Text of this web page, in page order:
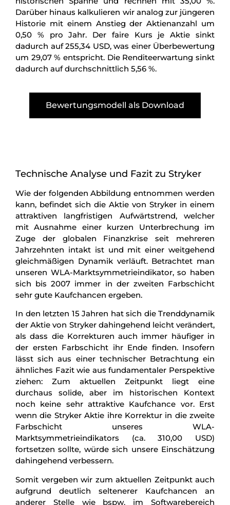
Darüber hinaus kalkulieren wir analog zur jüngeren
Historie mit einem Anstieg der Aktienanzahl um
0,50 % pro Jahr. Der faire Kurs je Aktie sinkt
dadurch auf 255,34 USD, was einer Überbewertung
um 29,07 % entspricht. Die Renditeerwartung sinkt
dadurch auf durchschnittlich 5,56 %.
Bewertungsmodell als Download
Technische Analyse und Fazit zu Stryker
Wie der folgenden Abbildung entnommen werden
kann, befindet sich die Aktie von Stryker in einem
attraktiven langfristigen Aufwärtstrend, welcher
mit Ausnahme einer kurzen Unterbrechung im
Zuge der globalen Finanzkrise seit mehreren
Jahrzehnten intakt ist und mit einer weitgehend
gleichmäßigen Dynamik verläuft. Betrachtet man
unseren WLA-Marktsymmetrieindikator, so haben
sich bis 2007 immer in der zweiten Farbschicht
sehr gute Kaufchancen ergeben.
In den letzten 15 Jahren hat sich die Trenddynamik
der Aktie von Stryker dahingehend leicht verändert,
als dass die Korrekturen auch immer häufiger in
der ersten Farbschicht ihr Ende finden. Insofern
lässt sich aus einer technischer Betrachtung ein
ähnliches Fazit wie aus fundamentaler Perspektive
ziehen: Zum aktuellen Zeitpunkt liegt eine
durchaus solide, aber im historischen Kontext
noch keine sehr attraktive Kaufchance vor. Erst
wenn die Stryker Aktie ihre Korrektur in die zweite
Farbschicht unseres WLA-
Marktsymmetrieindikators (ca. 310,00 USD)
fortsetzen sollte, würde sich unsere Einschätzung
dahingehend verbessern.
Somit vergeben wir zum aktuellen Zeitpunkt auch
aufgrund deutlich seltenerer Kaufchancen an
anderer Stelle wie bspw. im Softwarebereich